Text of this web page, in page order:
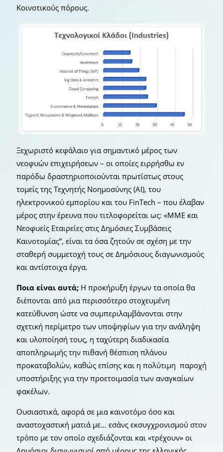
Κοινοτικούς πόρους.
Ξεχωριστό κεφάλαιο για σημαντικό μέρος των
νεοφυών επιχειρήσεων – οι οποίες ειρρήσθω εν
παρόδω δραστηριοποιούνται πρωτίστως στους
τομείς της Τεχνητής Νοημοσύνης (ΑΙ), του
ηλεκτρονικού εμπορίου και του FinTech – που έλαβαν
μέρος στην έρευνα που τιτλοφορείται ως: «ΜΜΕ και
Νεοφυείς Εταιρείες στις Δημόσιες Συμβάσεις
Καινοτομίας”, είναι τα όσα ζητούν σε σχέση με την
σταθερή συμμετοχή τους σε Δημόσιους διαγωνισμούς
και αντίστοιχα έργα.
Ποια είναι αυτά; Η προκήρυξη έργων τα οποία θα
διέπονται από μια περισσότερο στοχευμένη
κατεύθυνση ώστε να συμπεριλαμβάνονται στην
σχετική περίμετρο των υποψηφίων για την ανάληψη
και υλοποίησή τους, η ταχύτερη διαδικασία
αποπληρωμής την πιθανή θέσπιση πλάνου
προκαταβολών, καθώς επίσης και η πολύτιμη παροχή
υποστήριξης για την προετοιμασία των αναγκαίων
φακέλων.
Ουσιαστικά, αφορά σε μια καινοτόμο όσο και
αναστοχαστική ματιά με… εσάνς εκσυγχρονισμού στον
τρόπο με τον οποίο σχεδιάζονται και «τρέχουν» οι